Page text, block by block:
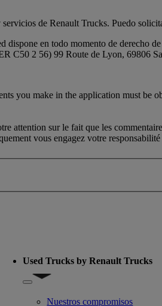
de Renault Trucks. Puedo
en todo momento de derecho
C50 2 56) 99 Route de Lyon, 69806
you make in the application must be
attention sur le fait que les
vous engagez votre
de ocasión
Used Trucks by Renault Trucks
Show submenu for Used Trucks by
Nuestros compromisos